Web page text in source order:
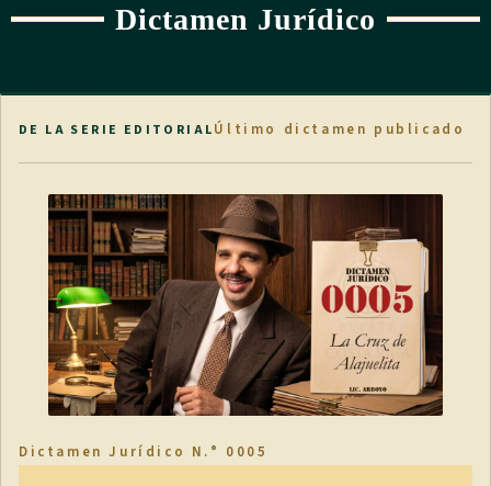
Dictamen Jurídico
DE LA SERIE EDITORIALÚltimo dictamen publicado
Dictamen Jurídico N.° 0005